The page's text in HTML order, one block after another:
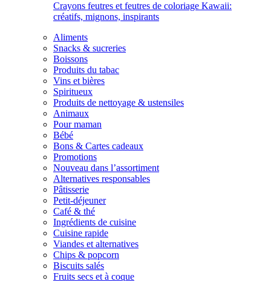
Crayons feutres et feutres de coloriage Kawaii:
créatifs, mignons, inspirants
Aliments
Snacks & sucreries
Boissons
Produits du tabac
Vins et bières
Spiritueux
Produits de nettoyage & ustensiles
Animaux
Pour maman
Bébé
Bons & Cartes cadeaux
Promotions
Nouveau dans l’assortiment
Alternatives responsables
Pâtisserie
Petit-déjeuner
Café & thé
Ingrédients de cuisine
Cuisine rapide
Viandes et alternatives
Chips & popcorn
Biscuits salés
Fruits secs et à coque